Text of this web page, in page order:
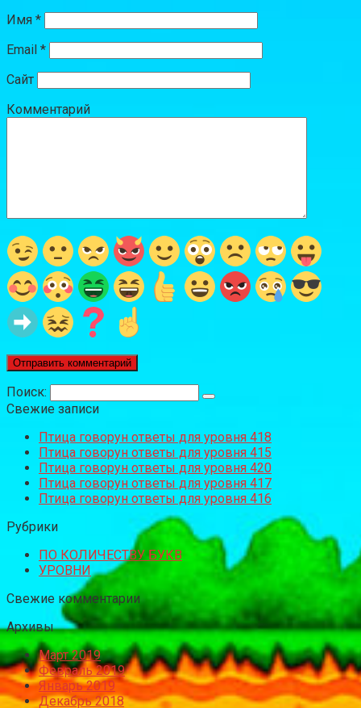
Имя *
Email *
Сайт
Комментарий
Поиск:
Свежие записи
Птица говорун ответы для уровня 418
Птица говорун ответы для уровня 415
Птица говорун ответы для уровня 420
Птица говорун ответы для уровня 417
Птица говорун ответы для уровня 416
Рубрики
ПО КОЛИЧЕСТВУ БУКВ
УРОВНИ
Свежие комментарии
Архивы
Март 2019
Февраль 2019
Январь 2019
Декабрь 2018